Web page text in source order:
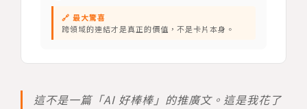
🔗 最大驚喜
跨領域的連結才是真正的價值，不是卡片本身。
這不是一篇「AI 好棒棒」的推廣文。這是我花了